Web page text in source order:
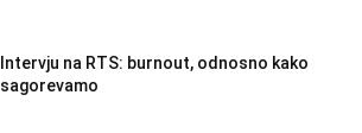
Intervju na RTS: burnout, odnosno kako
sagorevamo